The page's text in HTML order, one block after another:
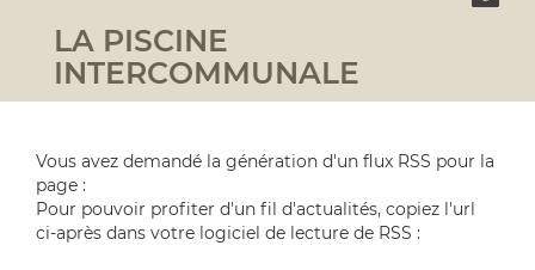
LA PISCINE
INTERCOMMUNALE
Vous avez demandé la génération d'un flux RSS pour la
page :
Pour pouvoir profiter d'un fil d'actualités, copiez l'url
ci-après dans votre logiciel de lecture de RSS :